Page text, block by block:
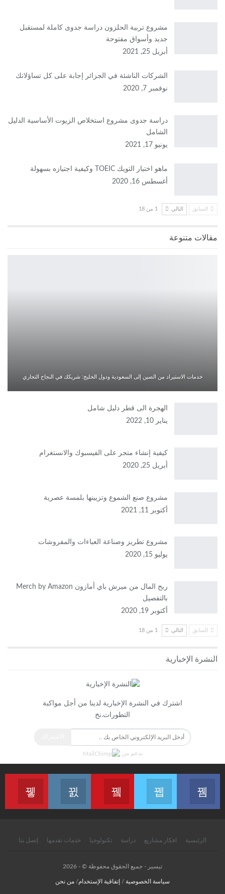
مشروع تربية الحلزون دراسة جدوى كاملة لمستقبل
جديد وأسواق مفتوحة
أبريل 25, 2021
الشركات الناشئة في الجزائر إجابة على كل تساؤلاتك
نوفمبر 7, 2020
دراسة جدوى مشروع استخلاص الزيوت الأساسية الدليل
الشامل
يونيو 17, 2021
ماهو اختبار التويك TOEIC وكيفية اجتيازه بسهولة
أغسطس 16, 2020
السابق التالي 1 من 18
مقالات متنوعة
خدمات الاستيراد من الصين إلى السعودية ودول الخليج: شريكك في النجاح التجاري
الهجرة الى قطر دليل شامل
يناير 10, 2022
كيفية إنشاء متجر على الفيسبوك والانستغرام
أبريل 25, 2020
مشروع صنع الشموع وتزيينها بلمسة عصرية
أكتوبر 11, 2021
مشروع تطريز وصناعة العباءات والمفروشات
يوليو 15, 2020
ربح المال من ميرش باي أمازونMerch by Amazon ‎
بالتفصيل
أكتوبر 19, 2020
السابق التالي 1 من 18
النشرة الإخبارية
اشترك في النشرة الإخبارية لدينا من أجل مواكبة
التطورات.نخ
بدعم من
الرئيسية افكار مشاريع دراسة تكنولوجيا خدمات نقدمها إتصل بنا
تيسير - جميع الحقوق محفوظة © - 2026
سياسة الخصوصية / إتفاقية الإستخدام/ من نحن